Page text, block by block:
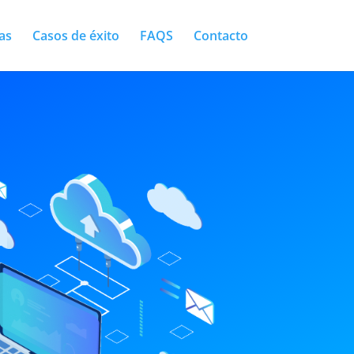
Casos de éxito FAQS Contacto